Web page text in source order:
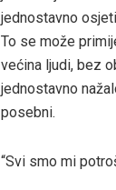
jednostavno
To se može
većina ljudi, bez
jednostavno
posebni.
“Svi smo mi